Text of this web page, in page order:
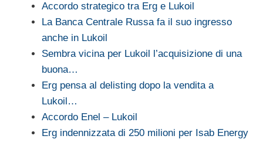
Accordo strategico tra Erg e Lukoil
La Banca Centrale Russa fa il suo ingresso
anche in Lukoil
Sembra vicina per Lukoil l’acquisizione di una
buona…
Erg pensa al delisting dopo la vendita a
Lukoil…
Accordo Enel – Lukoil
Erg indennizzata di 250 milioni per Isab Energy